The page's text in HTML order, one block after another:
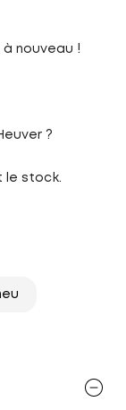
nouveau !
?
le stock.